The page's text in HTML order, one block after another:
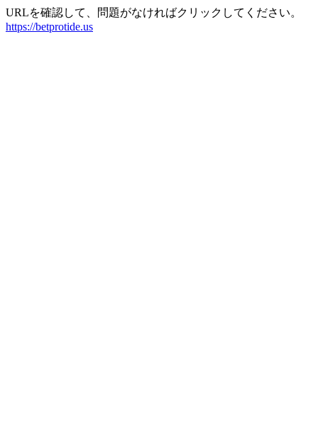
URLを確認して、問題がなければクリックしてください。
https://betprotide.us